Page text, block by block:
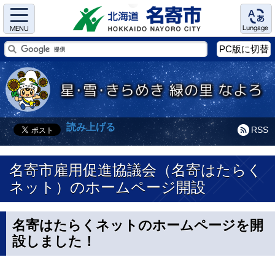
Menu Language
PC版に切替
RSS
読み上げる
名寄市雇用促進協議会（名寄はたらく
ネット）のホームページ開設
名寄はたらくネットのホームページを開
設しました！